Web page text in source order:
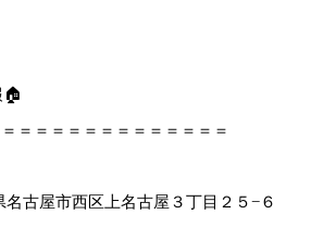
🏠
＝＝＝＝＝＝＝＝＝＝＝＝＝
名古屋市西区上名古屋３丁目２５−６